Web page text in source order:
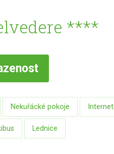
****
Nekuřácké pokoje Internet
Lednice